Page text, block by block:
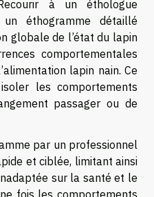
à un éthologue
éthogramme détaillé
globale de l’état du lapin
comportementales
lapin nain. Ce
les comportements
passager ou de
par un professionnel
et ciblée, limitant ainsi
sur la santé et le
fois les comportements